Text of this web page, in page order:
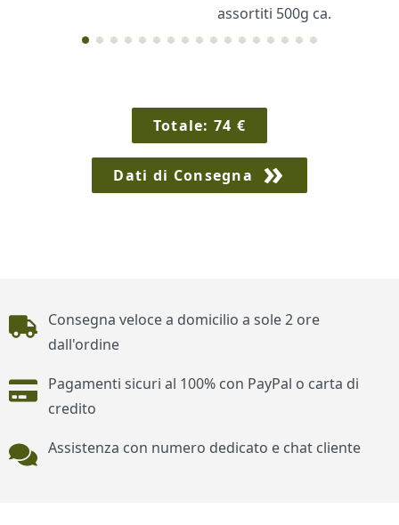
assortiti 500g ca.
Totale:74 €
Dati di Consegna
Piè di pagina
Consegna veloce a domicilio a sole 2 ore
dall'ordine
Pagamenti sicuri al 100% con PayPal o carta di
credito
Assistenza con numero dedicato e chat cliente